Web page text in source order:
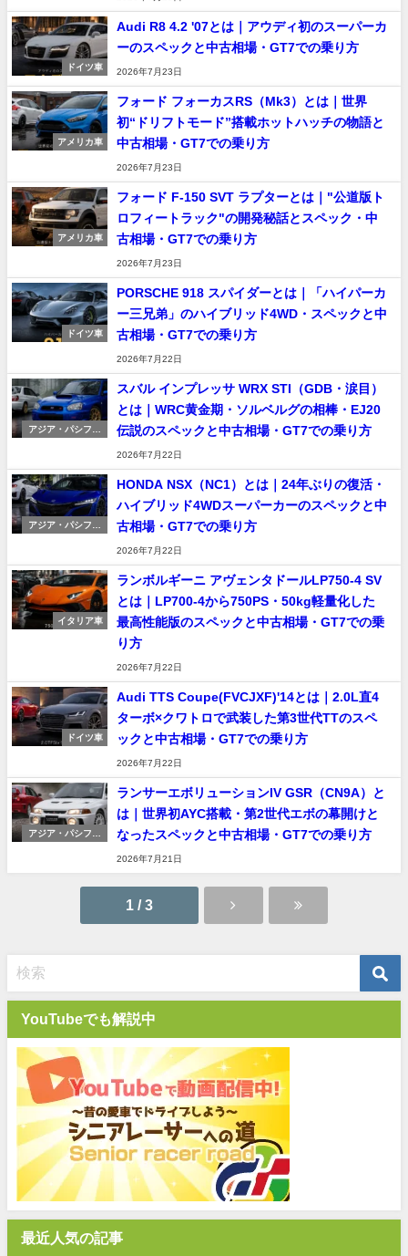
ドイツ車
Audi R8 4.2 '07とは｜アウディ初のスーパーカ
ーのスペックと中古相場・GT7での乗り方
2026年7月23日
アメリカ車
フォード フォーカスRS（Mk3）とは｜世界
初“ドリフトモード”搭載ホットハッチの物語と
中古相場・GT7での乗り方
2026年7月23日
アメリカ車
フォード F-150 SVT ラプターとは｜"公道版ト
ロフィートラック"の開発秘話とスペック・中
古相場・GT7での乗り方
2026年7月23日
ドイツ車
PORSCHE 918 スパイダーとは｜「ハイパーカ
ー三兄弟」のハイブリッド4WD・スペックと中
古相場・GT7での乗り方
2026年7月22日
アジア・パシフィ
スバル インプレッサ WRX STI（GDB・涙目）
とは｜WRC黄金期・ソルベルグの相棒・EJ20
伝説のスペックと中古相場・GT7での乗り方
2026年7月22日
アジア・パシフィ
HONDA NSX（NC1）とは｜24年ぶりの復活・
ハイブリッド4WDスーパーカーのスペックと中
古相場・GT7での乗り方
2026年7月22日
イタリア車
ランボルギーニ アヴェンタドールLP750-4 SV
とは｜LP700-4から750PS・50kg軽量化した
最高性能版のスペックと中古相場・GT7での乗
り方
2026年7月22日
ドイツ車
Audi TTS Coupe(FVCJXF)'14とは｜2.0L直4
ターボ×クワトロで武装した第3世代TTのスペ
ックと中古相場・GT7での乗り方
2026年7月22日
アジア・パシフィ
ランサーエボリューションIV GSR（CN9A）と
は｜世界初AYC搭載・第2世代エボの幕開けと
なったスペックと中古相場・GT7での乗り方
2026年7月21日
1 / 3
YouTubeでも解説中
最近人気の記事